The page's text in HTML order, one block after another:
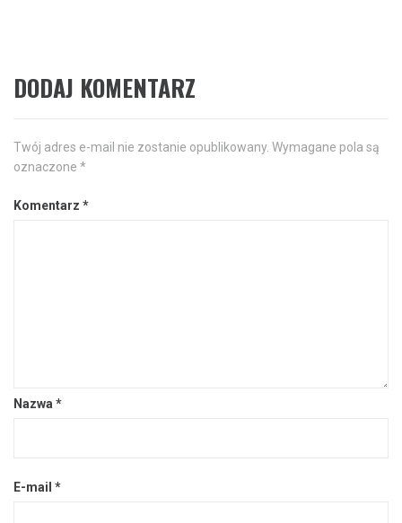
DODAJ KOMENTARZ
Twój adres e-mail nie zostanie opublikowany. Wymagane pola są
oznaczone *
Komentarz *
Nazwa*
E-mail *